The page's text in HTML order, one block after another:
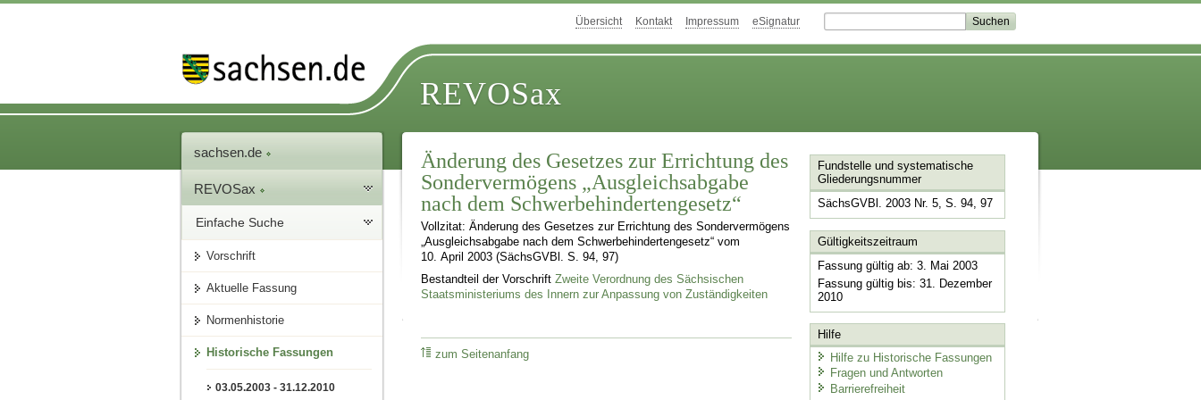
Übersicht Kontakt Impressum eSignatur
REVOSax
sachsen.de
REVOSax
Einfache Suche
Vorschrift
Aktuelle Fassung
Normenhistorie
Historische Fassungen
03.05.2003 - 31.12.2010
Änderung des Gesetzes zur Errichtung des
Sondervermögens „Ausgleichsabgabe
nach dem Schwerbehindertengesetz“
Vollzitat: Änderung des Gesetzes zur Errichtung des Sondervermögens
„Ausgleichsabgabe nach dem Schwerbehindertengesetz“ vom
10. April 2003 (SächsGVBl. S. 94, 97)
Bestandteil der VorschriftZweite Verordnung des Sächsischen
Staatsministeriums des Innern zur Anpassung von Zuständigkeiten
zum Seitenanfang
Fundstelle und systematische
Gliederungsnummer
SächsGVBl. 2003 Nr. 5, S. 94, 97
Gültigkeitszeitraum
Fassung gültig ab: 3. Mai 2003
Fassung gültig bis: 31. Dezember
2010
Hilfe
Hilfe zu Historische Fassungen
Fragen und Antworten
Barrierefreiheit